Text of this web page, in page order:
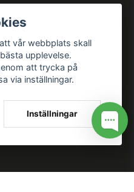
vår webbplats skall
upplevelse.
att trycka på
via inställningar.
Inställningar